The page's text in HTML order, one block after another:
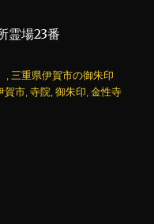
霊場23番
三重県伊賀市の御朱印
賀市 ,寺院 ,御朱印 ,金性寺